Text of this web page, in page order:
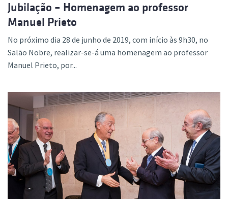
Jubilação – Homenagem ao professor
Manuel Prieto
No próximo dia 28 de junho de 2019, com início às 9h30, no
Salão Nobre, realizar-se-á uma homenagem ao professor
Manuel Prieto, por...